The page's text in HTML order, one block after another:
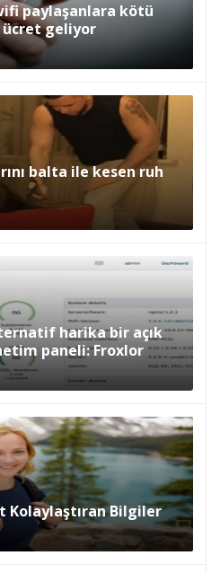
paylaşanlara kötü
ücret geliyor
balta ile kesen ruh
harika bir açık
paneli: Froxlor
Kolaylaştıran Bilgiler